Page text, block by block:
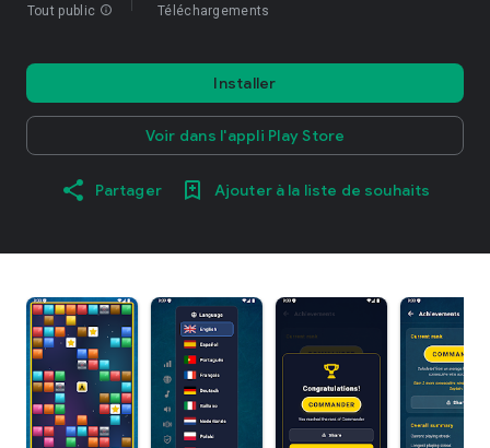
Tout public info Téléchargements
Installer
Voir dans l'appli Play Store
Partager Ajouter à la liste de souhaits